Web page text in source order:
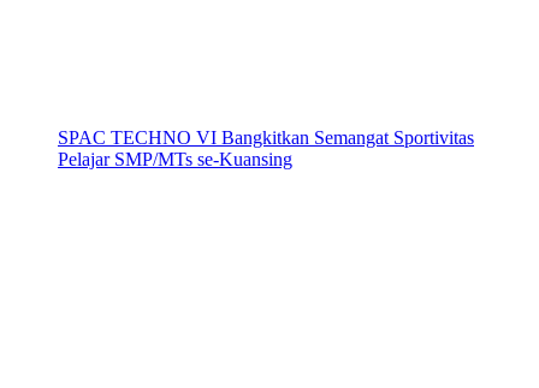
SPAC TECHNO VI Bangkitkan Semangat Sportivitas
Pelajar SMP/MTs se-Kuansing